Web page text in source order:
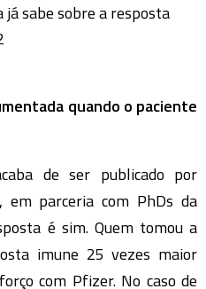
já sabe sobre a resposta
quando o paciente
de ser publicado por
em parceria com PhDs da
é sim. Quem tomou a
imune 25 vezes maior
com Pfizer. No caso de